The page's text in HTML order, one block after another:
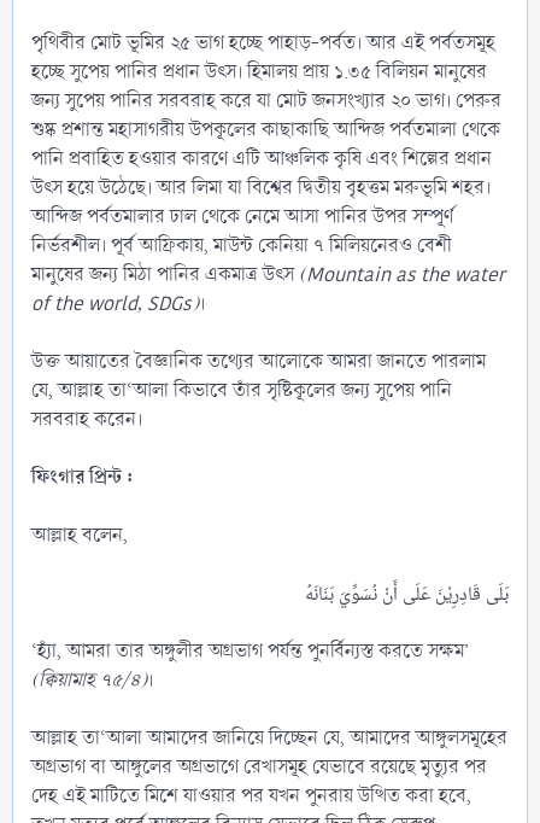
পৃথিবীর মোট ভূমির ২৫ ভাগ হচ্ছে পাহাড়-পর্বত। আর এই পর্বতসমূহ
হচ্ছে সুপেয় পানির প্রধান উৎস। হিমালয় প্রায় ১.৩৫ বিলিয়ন মানুষের
জন্য সুপেয় পানির সরবরাহ করে যা মোট জনসংখ্যার ২০ ভাগ। পেরুর
শুষ্ক প্রশান্ত মহাসাগরীয় উপকূলের কাছাকাছি আন্দিজ পর্বতমালা থেকে
পানি প্রবাহিত হওয়ার কারণে এটি আঞ্চলিক কৃষি এবং শিল্পের প্রধান
উৎস হয়ে উঠেছে। আর লিমা যা বিশ্বের দ্বিতীয় বৃহত্তম মরুভূমি শহর।
আন্দিজ পর্বতমালার ঢাল থেকে নেমে আসা পানির উপর সম্পূর্ণ
নির্ভরশীল। পূর্ব আফ্রিকায়, মাউন্ট কেনিয়া ৭ মিলিয়নেরও বেশী
মানুষের জন্য মিঠা পানির একমাত্র উৎস(Mountain as the water
of the world, SDGs)।
উক্ত আয়াতের বৈজ্ঞানিক তথ্যের আলোকে আমরা জানতে পারলাম
যে, আল্লাহ তা‘আলা কিভাবে তাঁর সৃষ্টিকূলের জন্য সুপেয় পানি
সরবরাহ করেন।
ফিংগার প্রিন্ট :
আল্লাহ বলেন,
‘হ্যাঁ, আমরা তার অঙ্গুলীর অগ্রভাগ পর্যন্ত পুনর্বিন্যস্ত করতে সক্ষম’
(ক্বিয়ামাহ ৭৫/৪)।
আল্লাহ তা‘আলা আমাদের জানিয়ে দিচ্ছেন যে, আমাদের আঙ্গুলসমূহের
অগ্রভাগ বা আঙ্গুলের অগ্রভাগে রেখাসমূহ যেভাবে রয়েছে মৃত্যুর পর
দেহ এই মাটিতে মিশে যাওয়ার পর যখন পুনরায় উত্থিত করা হবে,